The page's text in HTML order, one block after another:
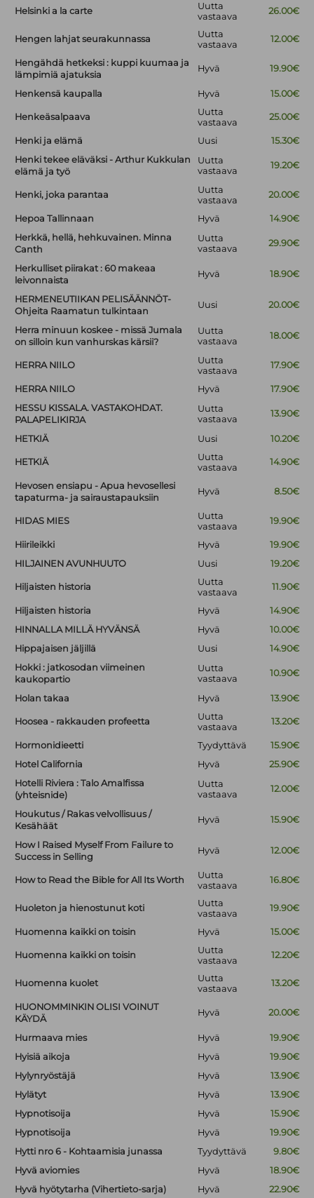
Helsinki a la carte
Uutta
vastaava
26.00€
Hengen lahjat seurakunnassa
Uutta
vastaava
12.00€
Hengähdä hetkeksi : kuppi kuumaa ja
lämpimiä ajatuksia
Hyvä 19.90€
Henkensä kaupalla Hyvä 15.00€
Henkeäsalpaava
Uutta
vastaava
25.00€
Henki ja elämä Uusi
15.30€
Henki tekee eläväksi - Arthur Kukkulan
elämä ja työ
Uutta
vastaava
19.20€
Henki, joka parantaa
Uutta
vastaava
20.00€
Hepoa Tallinnaan Hyvä
14.90€
Herkkä, hellä, hehkuvainen. Minna
Canth
Uutta
vastaava
29.90€
Herkulliset piirakat : 60 makeaa
leivonnaista
Hyvä 18.90€
HERMENEUTIIKAN PELISÄÄNNÖT-
Ohjeita Raamatun tulkintaan
Uusi 20.00€
Herra minuun koskee - missä Jumala
on silloin kun vanhurskas kärsii?
Uutta
vastaava
18.00€
HERRA NIILO
Uutta
vastaava
17.90€
HERRA NIILO Hyvä
17.90€
HESSU KISSALA. VASTAKOHDAT.
PALAPELIKIRJA
Uutta
vastaava
13.90€
HETKIÄ Uusi 10.20€
HETKIÄ
Uutta
vastaava
14.90€
Hevosen ensiapu - Apua hevosellesi
tapaturma- ja sairaustapauksiin
Hyvä 8.50€
HIDAS MIES
Uutta
vastaava
19.90€
Hiirileikki Hyvä
19.90€
HILJAINEN AVUNHUUTO
Uusi 19.20€
Hiljaisten historia
Uutta
vastaava
11.90€
Hiljaisten historia Hyvä
14.90€
HINNALLA MILLÄ HYVÄNSÄ
Hyvä
10.00€
Hippajaisen jäljillä
Uusi
14.90€
Hokki : jatkosodan viimeinen
kaukopartio
Uutta
vastaava
10.90€
Holan takaa Hyvä 13.90€
Hoosea - rakkauden profeetta
Uutta
vastaava
13.20€
Hormonidieetti Tyydyttävä
15.90€
Hotel California
Hyvä
25.90€
Hotelli Riviera : Talo Amalfissa
(yhteisnide)
Uutta
vastaava
12.00€
Houkutus / Rakas velvollisuus /
Kesähäät
Hyvä 15.90€
How I Raised Myself From Failure to
Success in Selling
Hyvä 12.00€
How to Read the Bible for All Its Worth
Uutta
vastaava
16.80€
Huoleton ja hienostunut koti
Uutta
vastaava
19.90€
Huomenna kaikki on toisin Hyvä 15.00€
Huomenna kaikki on toisin
Uutta
vastaava
12.20€
Huomenna kuolet
Uutta
vastaava
13.20€
HUONOMMINKIN OLISI VOINUT
KÄYDÄ
Hyvä 20.00€
Hurmaava mies Hyvä
19.90€
Hyisiä aikoja
Hyvä
19.90€
Hylynryöstäjä
Hyvä
13.90€
Hylätyt
Hyvä
13.90€
Hypnotisoija
Hyvä
15.90€
Hypnotisoija
Hyvä
19.90€
Hytti nro 6 - Kohtaamisia junassa
Tyydyttävä
9.80€
Hyvä aviomies
Hyvä
18.90€
Hyvä hyötytarha (Vihertieto-sarja)
Hyvä 22.90€